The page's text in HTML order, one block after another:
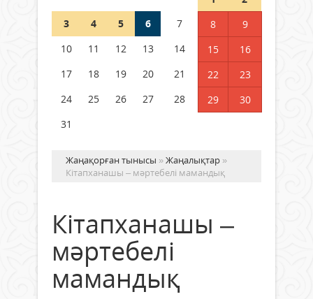
Германия аптап ыстыққа
бастады
04 тамыз 2026 ж.
3
4 5 6 7 8
9
10
11 12 13 14 15
16
17
18 19 20 21 22
23
24
25 26 27 28 29
30
31
Жаңақорған тынысы »Жаңалықтар »
Кітапханашы – мәртебелі мамандық
Кітапханашы –
мәртебелі
мамандық